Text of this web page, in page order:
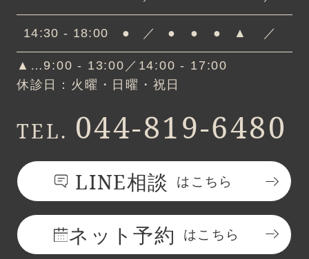
14:30 - 18:00 ● ／ ● ● ● ▲ ／
▲…9:00 - 13:00／14:00 - 17:00
休診日：火曜・日曜・祝日
TEL. 044-819-6480
LINE相談 はこちら
ネット予約 はこちら